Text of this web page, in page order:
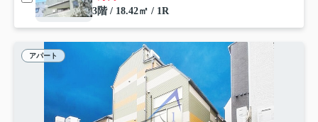
3階 / 18.42㎡ / 1R
アパート